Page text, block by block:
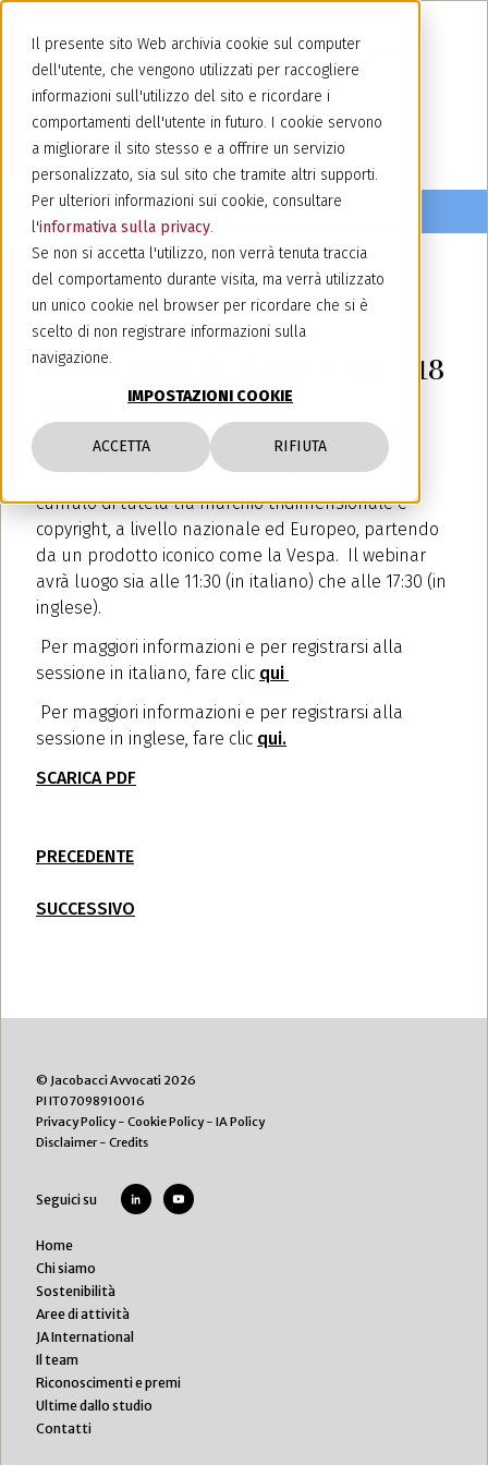
Il presente sito Web archivia cookie sul computer
dell'utente, che vengono utilizzati per raccogliere
informazioni sull'utilizzo del sito e ricordare i
comportamenti dell'utente in futuro. I cookie servono
a migliorare il sito stesso e a offrire un servizio
personalizzato, sia sul sito che tramite altri supporti.
Per ulteriori informazioni sui cookie, consultare
l'informativa sulla privacy.
Se non si accetta l'utilizzo, non verrà tenuta traccia
del comportamento durante visita, ma verrà utilizzato
un unico cookie nel browser per ricordare che si è
scelto di non registrare informazioni sulla
navigazione.
IMPOSTAZIONI COOKIE
ACCETTA RIFIUTA
Webinar: "Marchio
tridimensionale: il caso Vespa" - 18
marzo 2021
Il 18 marzo,Barbara La Tella edElena Monte
Jacobacci & Partners spiegheranno l’efficacia del
cumulo di tutela tra marchio tridimensionale e
copyright, a livello nazionale ed Europeo, partendo
da un prodotto iconico come la Vespa. Il webinar
avrà luogo sia alle 11:30 (in italiano) che alle 17:30 (in
inglese).
Per maggiori informazioni e per registrarsi alla
sessione in italiano, fare clic qui
Per maggiori informazioni e per registrarsi alla
sessione in inglese, fare clic qui.
SCARICA PDF
PRECEDENTE
SUCCESSIVO
© Jacobacci Avvocati 2026
PI IT07098910016
Privacy Policy- Cookie Policy- IA Policy
Disclaimer- Credits
Seguici su
Home
Chi siamo
Sostenibilità
Aree di attività
JA International
Il team
Riconoscimenti e premi
Ultime dallo studio
Contatti